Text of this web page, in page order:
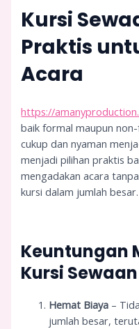
Kursi
Praktis
Acara
https://
baik formal maupun
cukup dan nyaman
menjadi pilihan praktis
mengadakan acara
kursi dalam jumlah besar.
Keuntungan
Kursi Sewaan
Hemat Biaya –
jumlah besar,